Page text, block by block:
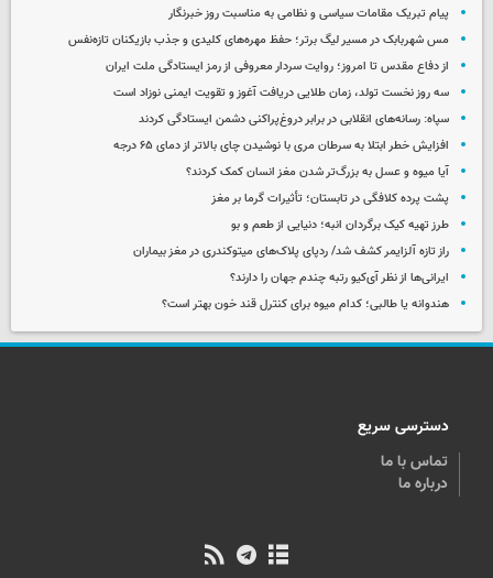
پیام تبریک مقامات سیاسی و نظامی به مناسبت روز خبرنگار
مس شهربابک در مسیر لیگ برتر؛ حفظ مهره‌های کلیدی و جذب بازیکنان تازه‌نفس
از دفاع مقدس تا امروز؛ روایت سردار معروفی از رمز ایستادگی ملت ایران
سه روز نخست تولد، زمان طلایی دریافت آغوز و تقویت ایمنی نوزاد است
سپاه: رسانه‌های انقلابی در برابر دروغ‌پراکنی دشمن ایستادگی کردند
افزایش خطر ابتلا به سرطان مری با نوشیدن چای بالاتر از دمای ۶۵ درجه
آیا میوه و عسل به بزرگ‌تر شدن مغز انسان کمک کردند؟
پشت پرده کلافگی در تابستان؛ تأثیرات گرما بر مغز
طرز تهیه کیک برگردان انبه؛ دنیایی از طعم و بو
راز تازه آلزایمر کشف شد/ ردپای پلاک‌های میتوکندری در مغز بیماران
ایرانی‌ها از نظر آی‌کیو رتبه چندم جهان را دارند؟
هندوانه یا طالبی؛ کدام‌ میوه برای کنترل قند خون بهتر است؟
دسترسی سریع
تماس با ما
درباره ما